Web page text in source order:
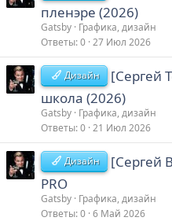
пленэре (2026)
Gatsby Графика, дизайн
Ответы 0 27 Июл 2026
Дизайн
[Сергей
школа (2026)
Gatsby Графика, дизайн
Ответы 0 21 Июл 2026
Дизайн
[Сергей
PRO
Gatsby Графика, дизайн
Ответы 0 6 Май 2026